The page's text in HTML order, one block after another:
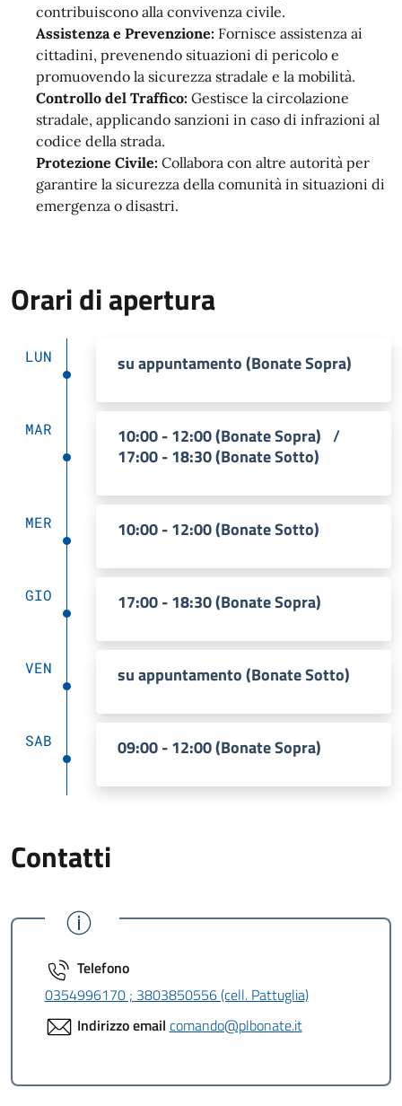
contribuiscono alla convivenza civile.
Assistenza e Prevenzione: Fornisce assistenza ai
cittadini, prevenendo situazioni di pericolo e
promuovendo la sicurezza stradale e la mobilità.
Controllo del Traffico: Gestisce la circolazione
stradale, applicando sanzioni in caso di infrazioni al
codice della strada.
Protezione Civile: Collabora con altre autorità per
garantire la sicurezza della comunità in situazioni di
emergenza o disastri.
Orari di apertura
LUN su appuntamento (Bonate Sopra)
MAR 10:00 - 12:00 (Bonate Sopra) /
17:00 - 18:30 (Bonate Sotto)
MER 10:00 - 12:00 (Bonate Sotto)
GIO 17:00 - 18:30 (Bonate Sopra)
VEN su appuntamento (Bonate Sotto)
SAB 09:00 - 12:00 (Bonate Sopra)
Contatti
Telefono
0354996170 ; 3803850556 (cell. Pattuglia)
Indirizzo email comando@plbonate.it